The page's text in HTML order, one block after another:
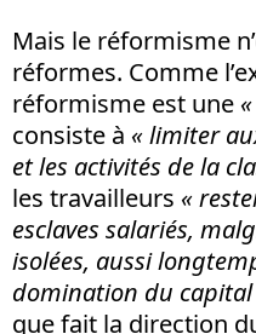
Mais le réformisme
réformes. Comme
réformisme est une
consiste à « limiter
et les activités de la
les travailleurs «
esclaves salariés,
isolées, aussi
domination du capital
que fait la direction